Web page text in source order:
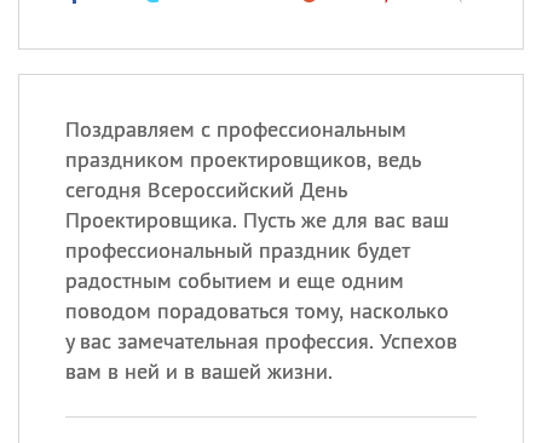
Поздравляем с профессиональным
праздником проектировщиков, ведь
сегодня Всероссийский День
Проектировщика. Пусть же для вас ваш
профессиональный праздник будет
радостным событием и еще одним
поводом порадоваться тому, насколько
у вас замечательная профессия. Успехов
вам в ней и в вашей жизни.